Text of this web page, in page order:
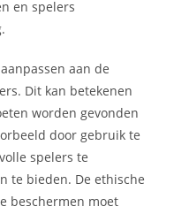
en spelers
aan de
Dit kan betekenen
worden gevonden
door gebruik te
spelers te
te bieden. De ethische
beschermen moet